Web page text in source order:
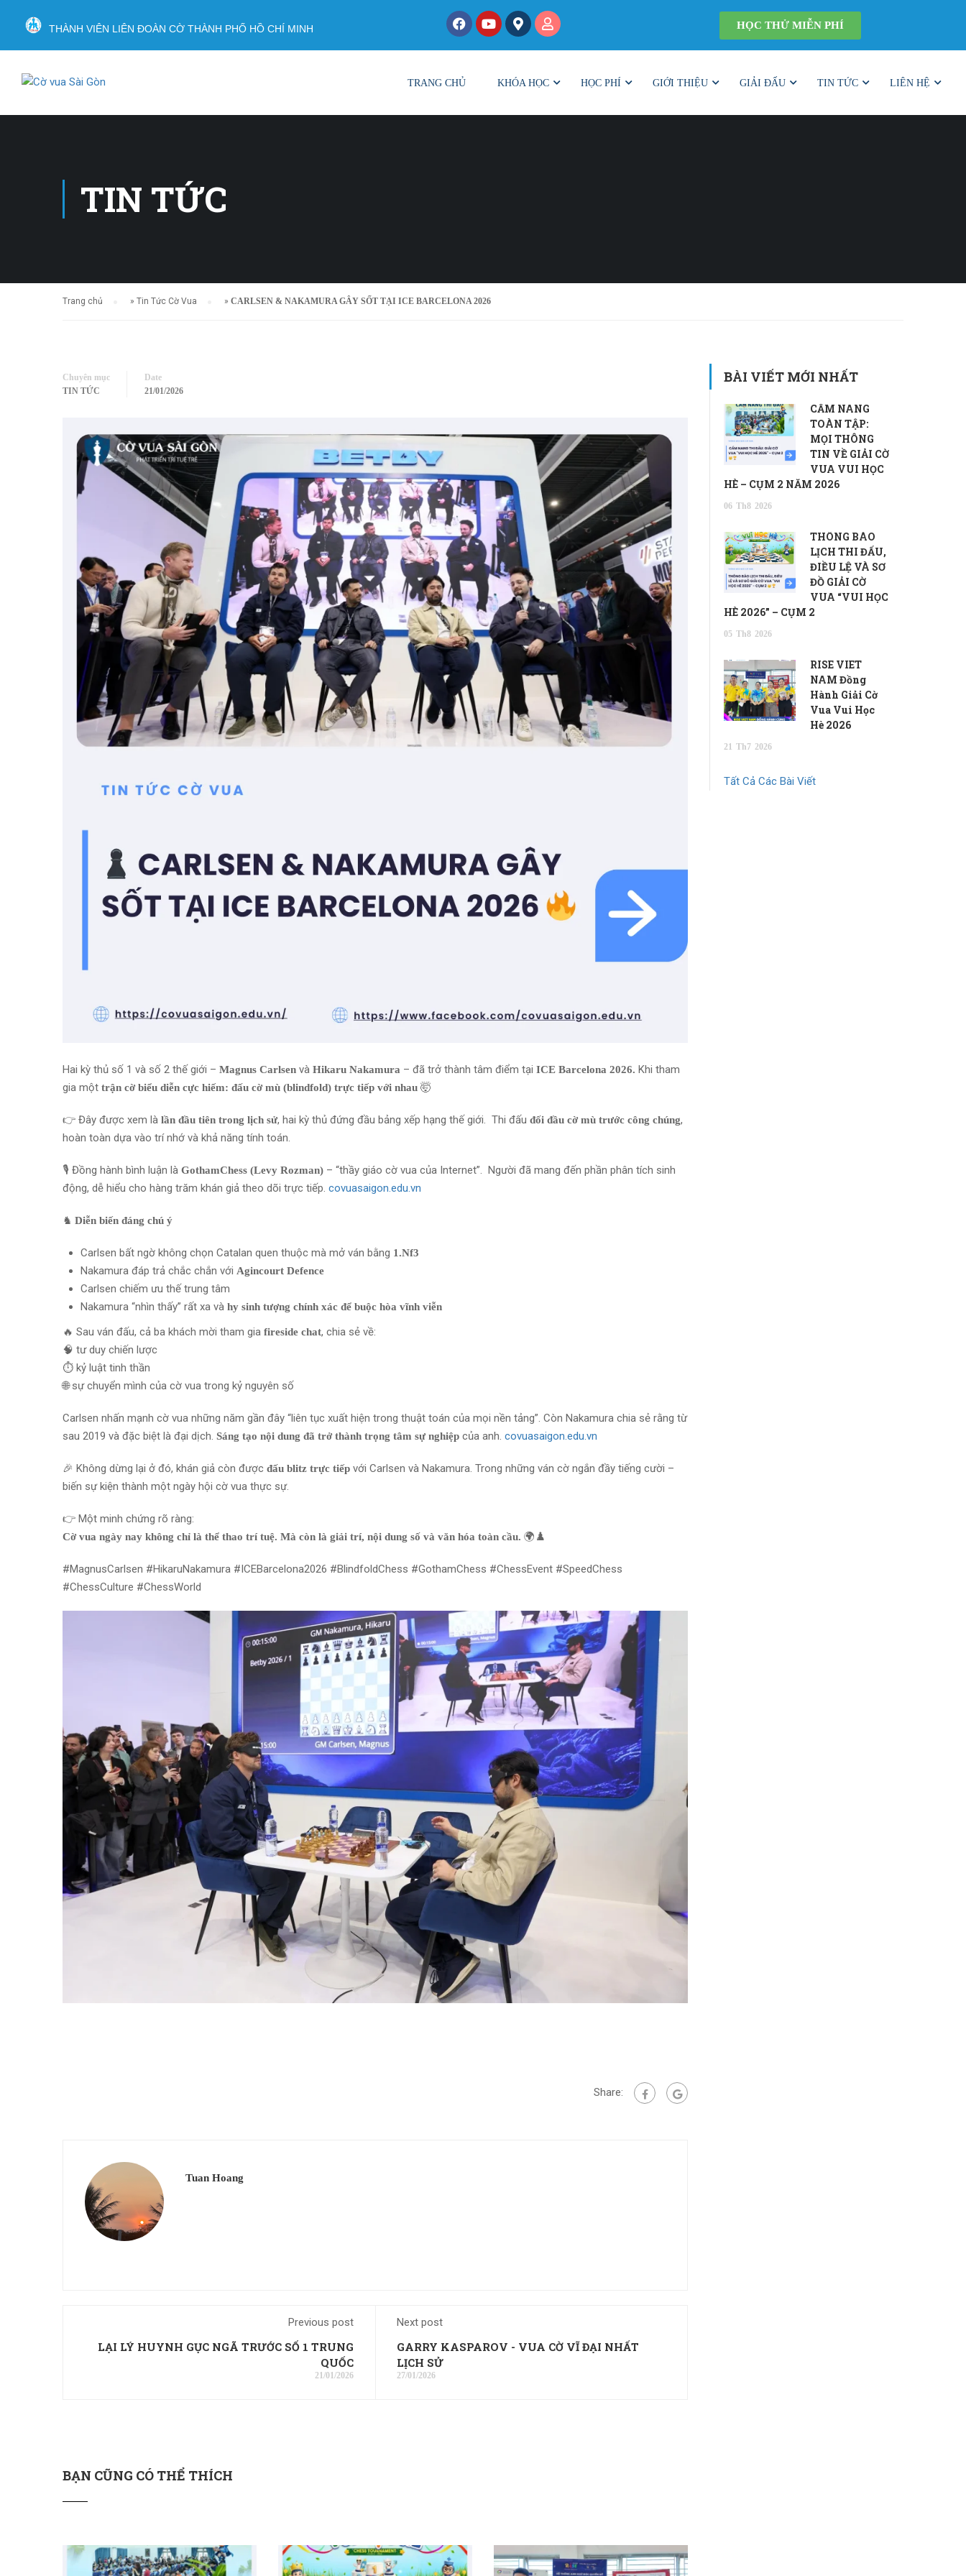
THÀNH VIÊN LIÊN ĐOÀN CỜ THÀNH PHỐ HỒ CHÍ MINH HỌC THỬ MIỄN PHÍ
TRANG CHỦ KHÓA HỌC HỌC PHÍ GIỚI THIỆU GIẢI ĐẤU TIN TỨC LIÊN HỆ
TIN TỨC
Trang chủ » Tin Tức Cờ Vua » CARLSEN & NAKAMURA GÂY SỐT TẠI ICE BARCELONA 2026
Chuyên mục
TIN TỨC
Date
21/01/2026
Hai kỳ thủ số 1 và số 2 thế giới – Magnus Carlsen và Hikaru Nakamura – đã trở thành tâm điểm tại ICE Barcelona 2026. Khi tham
gia một trận cờ biểu diễn cực hiếm: đấu cờ mù (blindfold) trực tiếp với nhau 🤯
👉 Đây được xem là lần đầu tiên trong lịch sử, hai kỳ thủ đứng đầu bảng xếp hạng thế giới. Thi đấu đối đầu cờ mù trước công chúng,
hoàn toàn dựa vào trí nhớ và khả năng tính toán.
🎙️ Đồng hành bình luận là GothamChess (Levy Rozman) – “thầy giáo cờ vua của Internet”. Người đã mang đến phần phân tích sinh
động, dễ hiểu cho hàng trăm khán giả theo dõi trực tiếp. covuasaigon.edu.vn
♞ Diễn biến đáng chú ý
Carlsen bất ngờ không chọn Catalan quen thuộc mà mở ván bằng 1.Nf3
Nakamura đáp trả chắc chắn với Agincourt Defence
Carlsen chiếm ưu thế trung tâm
Nakamura “nhìn thấy” rất xa và hy sinh tượng chính xác để buộc hòa vĩnh viễn
🔥 Sau ván đấu, cả ba khách mời tham gia fireside chat, chia sẻ về:
🧠 tư duy chiến lược
⏱️ kỷ luật tinh thần
🌐 sự chuyển mình của cờ vua trong kỷ nguyên số
Carlsen nhấn mạnh cờ vua những năm gần đây “liên tục xuất hiện trong thuật toán của mọi nền tảng”. Còn Nakamura chia sẻ rằng từ
sau 2019 và đặc biệt là đại dịch. Sáng tạo nội dung đã trở thành trọng tâm sự nghiệp của anh. covuasaigon.edu.vn
🎉 Không dừng lại ở đó, khán giả còn được đấu blitz trực tiếp với Carlsen và Nakamura. Trong những ván cờ ngắn đầy tiếng cười –
biến sự kiện thành một ngày hội cờ vua thực sự.
👉 Một minh chứng rõ ràng:
Cờ vua ngày nay không chỉ là thể thao trí tuệ. Mà còn là giải trí, nội dung số và văn hóa toàn cầu. 🌍♟️
#MagnusCarlsen #HikaruNakamura #ICEBarcelona2026 #BlindfoldChess #GothamChess #ChessEvent #SpeedChess
#ChessCulture #ChessWorld
Share:
Tuan Hoang
Previous post
LẠI LÝ HUYNH GỤC NGÃ TRƯỚC SỐ 1 TRUNG
QUỐC
21/01/2026
Next post
GARRY KASPAROV - VUA CỜ VĨ ĐẠI NHẤT
LỊCH SỬ
27/01/2026
BẠN CŨNG CÓ THỂ THÍCH
BÀI VIẾT MỚI NHẤT
CẨM NANG
TOÀN TẬP:
MỌI THÔNG
TIN VỀ GIẢI CỜ
VUA VUI HỌC
HÈ – CỤM 2 NĂM 2026
06 Th8 2026
THÔNG BÁO
LỊCH THI ĐẤU,
ĐIỀU LỆ VÀ SƠ
ĐỒ GIẢI CỜ
VUA “VUI HỌC
HÈ 2026” – CỤM 2
05 Th8 2026
RISE VIET
NAM Đồng
Hành Giải Cờ
Vua Vui Học
Hè 2026
21 Th7 2026
Tất Cả Các Bài Viết